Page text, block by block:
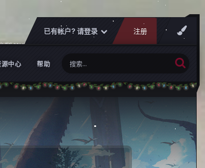
已有帐户? 请登录 注册
中心 帮助